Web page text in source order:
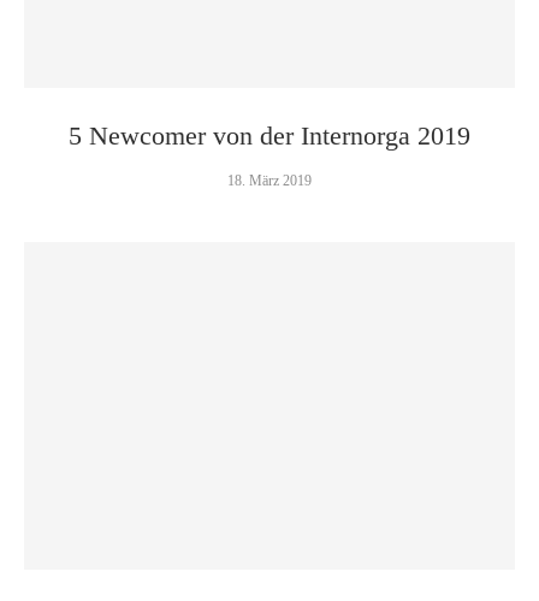
5 Newcomer von der Internorga 2019
18. März 2019